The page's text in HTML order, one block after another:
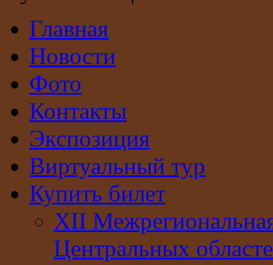
Главная
Новости
Фото
Контакты
Экспозиция
Виртуальный тур
Купить билет
XII
Центральных